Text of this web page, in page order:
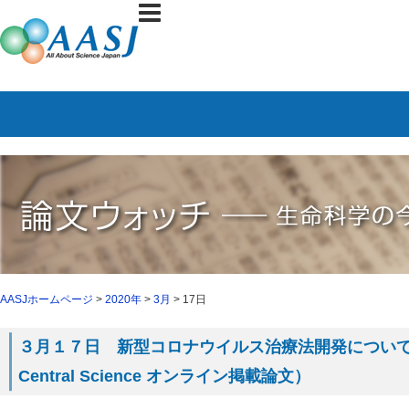
AASJホームページ > 2020年 > 3月 > 17日
３月１７日 新型コロナウイルス治療法開発につい
Central Science オンライン掲載論文）